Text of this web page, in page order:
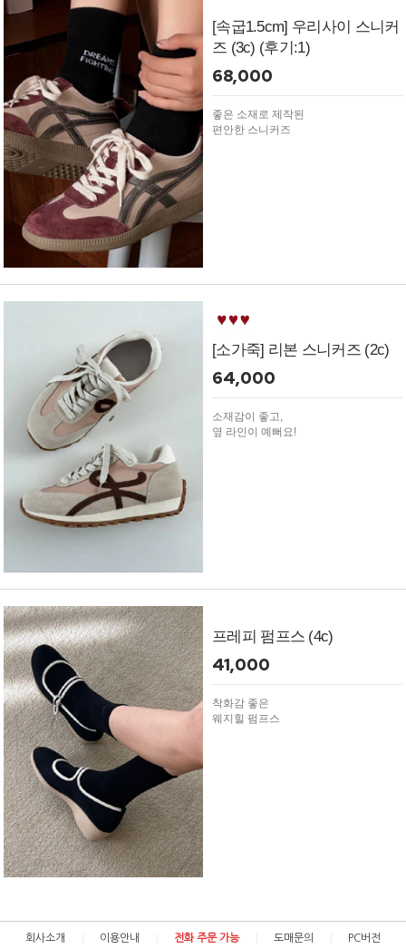
[속굽1.5cm] 우리사이 스니커
즈 (3c) (후기:1)
68,000
좋은 소재로 제작된
편안한 스니커즈
[소가죽] 리본 스니커즈 (2c)
64,000
소재감이 좋고,
옆 라인이 예뻐요!
프레피 펌프스 (4c)
41,000
착화감 좋은
웨지힐 펌프스
회사소개 이용안내 전화 주문 가능 도매문의 PC버전